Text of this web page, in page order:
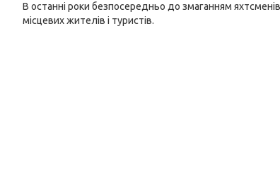
В останні роки безпосередньо до змаганням
місцевих жителів і туристів.